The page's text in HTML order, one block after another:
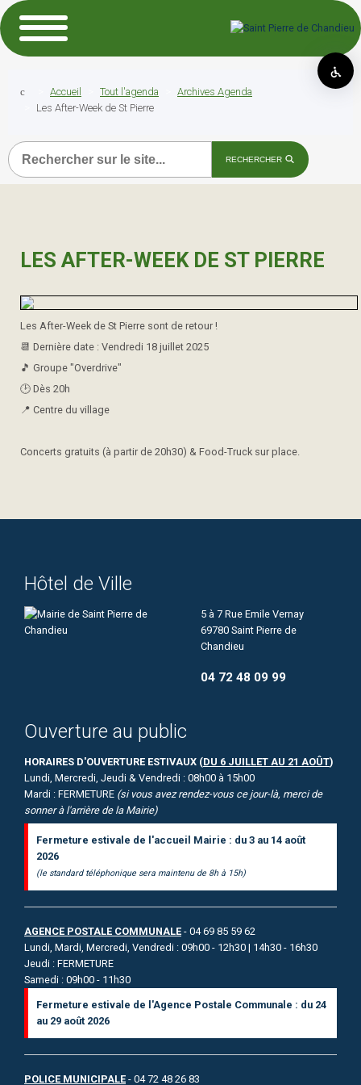
Accueil Tout l'agenda
Archives Agenda
Les After-Week de St Pierre
Recherche
RECHERCHER
LES AFTER-WEEK DE ST PIERRE
Les After-Week de St Pierre sont de retour !
📆​ Dernière date : Vendredi 18 juillet 2025
🎵 Groupe "Overdrive"
🕑​ Dès 20h
📍 Centre du village
Concerts gratuits (à partir de 20h30) & Food-Truck sur place.
Hôtel de Ville
5 à 7 Rue Emile Vernay
69780 Saint Pierre de
Chandieu
04 72 48 09 99
Ouverture au public
HORAIRES D'OUVERTURE ESTIVAUX (DU 6 JUILLET AU 21 AOÛT)
Lundi, Mercredi, Jeudi & Vendredi : 08h00 à 15h00
Mardi : FERMETURE (si vous avez rendez-vous ce jour-là, merci de
sonner à l'arrière de la Mairie)
Fermeture estivale de l'accueil Mairie : du 3 au 14 août
2026
(le standard téléphonique sera maintenu de 8h à 15h)
AGENCE POSTALE COMMUNALE - 04 69 85 59 62
Lundi, Mardi, Mercredi, Vendredi : 09h00 - 12h30 | 14h30 - 16h30
Jeudi : FERMETURE
Samedi : 09h00 - 11h30
Fermeture estivale de l'Agence Postale Communale : du 24
au 29 août 2026
POLICE MUNICIPALE - 04 72 48 26 83